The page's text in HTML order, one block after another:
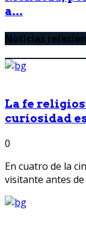
a...
Noticias
La fe
curiosidad
0
En cuatro de la
visitante antes